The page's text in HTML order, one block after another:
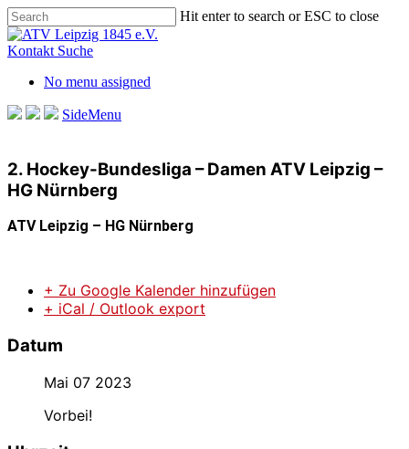
Skip
to
main
Hit enter to search or ESC to close
Close
Search
Kontakt Suche
No menu assigned
SideMenu
2. Hockey-Bundesliga – Damen ATV Leipzig –
HG Nürnberg
ATV Leipzig – HG Nürnberg
+ Zu Google Kalender hinzufügen
+ iCal / Outlook export
Datum
Mai 07 2023
Vorbei!